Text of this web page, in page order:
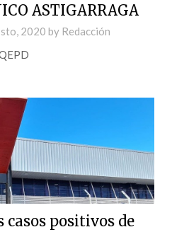
ASTIGARRAGA
2020 by Redacción
positivos de